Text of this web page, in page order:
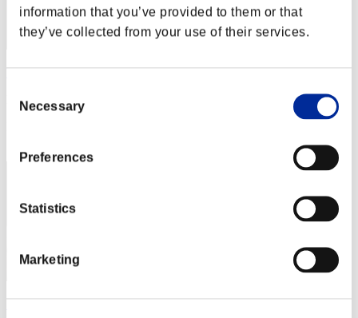
information that you’ve provided to them or that
they’ve collected from your use of their services.
Selection
Necessary
Preferences
Statistics
Marketing
Viper75
Punteggio:Lv:30/05'17"07